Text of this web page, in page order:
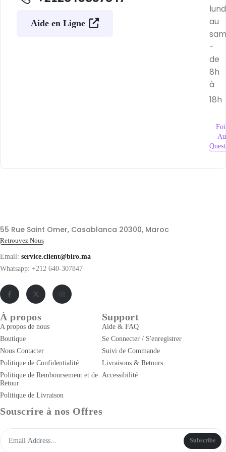
Aide en Ligne
au
-
de
8h
à
18h
55 Rue Saint Omer, Casablanca 20300, Maroc
Retrouvez Nous
Email: service.client@biro.ma
Whatsapp: +212 640-307847
À propos
A propos de nous
Boutique
Nous Contacter
Politique de Confidentialité
Politique de Remboursement et de
Retour
Politique de Livraison
Support
Aide & FAQ
Se Connecter / S'enregistrer
Suivi de Commande
Livraisons & Retours
Accessibilité
Souscrire à nos Offres
Subscribe